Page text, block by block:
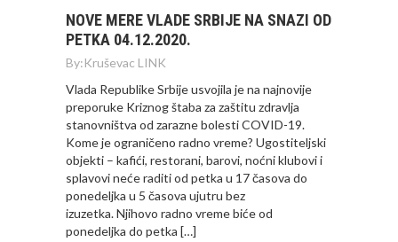
NOVE MERE VLADE SRBIJE NA SNAZI OD
PETKA 04.12.2020.
By:Kruševac LINK
Vlada Republike Srbije usvojila je na najnovije
preporuke Kriznog štaba za zaštitu zdravlja
stanovništva od zarazne bolesti COVID-19.
Kome je ograničeno radno vreme? Ugostiteljski
objekti – kafići, restorani, barovi, noćni klubovi i
splavovi neće raditi od petka u 17 časova do
ponedeljka u 5 časova ujutru bez
izuzetka. Njihovo radno vreme biće od
ponedeljka do petka […]